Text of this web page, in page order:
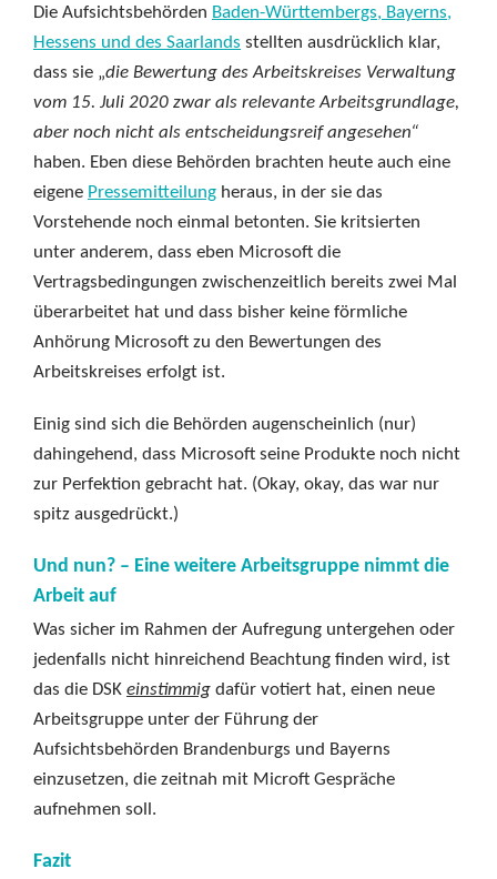
Die Aufsichtsbehörden Baden-Württembergs, Bayerns,
Hessens und des Saarlands stellten ausdrücklich klar,
dass sie „die Bewertung des Arbeitskreises Verwaltung
vom 15. Juli 2020 zwar als relevante Arbeitsgrundlage,
aber noch nicht als entscheidungsreif angesehen“
haben. Eben diese Behörden brachten heute auch eine
eigene Pressemitteilung heraus, in der sie das
Vorstehende noch einmal betonten. Sie kritsierten
unter anderem, dass eben Microsoft die
Vertragsbedingungen zwischenzeitlich bereits zwei Mal
überarbeitet hat und dass bisher keine förmliche
Anhörung Microsoft zu den Bewertungen des
Arbeitskreises erfolgt ist.
Einig sind sich die Behörden augenscheinlich (nur)
dahingehend, dass Microsoft seine Produkte noch nicht
zur Perfektion gebracht hat. (Okay, okay, das war nur
spitz ausgedrückt.)
Und nun? – Eine weitere Arbeitsgruppe nimmt die
Arbeit auf
Was sicher im Rahmen der Aufregung untergehen oder
jedenfalls nicht hinreichend Beachtung finden wird, ist
das die DSK einstimmig dafür votiert hat, einen neue
Arbeitsgruppe unter der Führung der
Aufsichtsbehörden Brandenburgs und Bayerns
einzusetzen, die zeitnah mit Microft Gespräche
aufnehmen soll.
Fazit